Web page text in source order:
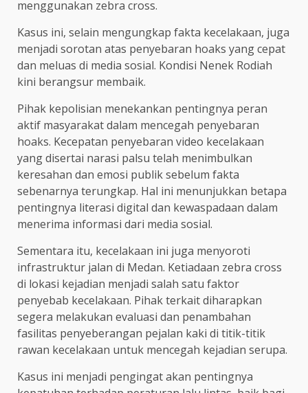
menggunakan zebra cross.
Kasus ini, selain mengungkap fakta kecelakaan, juga
menjadi sorotan atas penyebaran hoaks yang cepat
dan meluas di media sosial. Kondisi Nenek Rodiah
kini berangsur membaik.
Pihak kepolisian menekankan pentingnya peran
aktif masyarakat dalam mencegah penyebaran
hoaks. Kecepatan penyebaran video kecelakaan
yang disertai narasi palsu telah menimbulkan
keresahan dan emosi publik sebelum fakta
sebenarnya terungkap. Hal ini menunjukkan betapa
pentingnya literasi digital dan kewaspadaan dalam
menerima informasi dari media sosial.
Sementara itu, kecelakaan ini juga menyoroti
infrastruktur jalan di Medan. Ketiadaan zebra cross
di lokasi kejadian menjadi salah satu faktor
penyebab kecelakaan. Pihak terkait diharapkan
segera melakukan evaluasi dan penambahan
fasilitas penyeberangan pejalan kaki di titik-titik
rawan kecelakaan untuk mencegah kejadian serupa.
Kasus ini menjadi pengingat akan pentingnya